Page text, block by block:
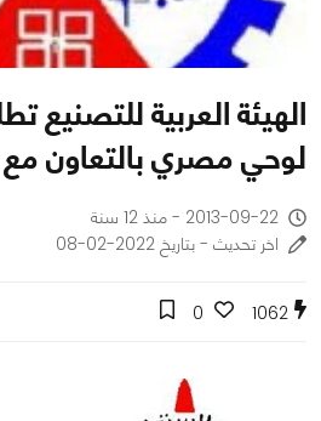
الهيئة العربية
لوحي مصري بالتعاون مع
2013-09-22 - منذ 12 سنة
اخر تحديث - بتاريخ 2022-02-08
1062
0